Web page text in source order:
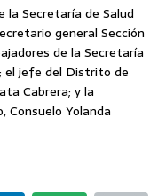
la Secretaría de Salud
general Sección
de la Secretaría
el jefe del Distrito de
Cabrera; y la
Consuelo Yolanda